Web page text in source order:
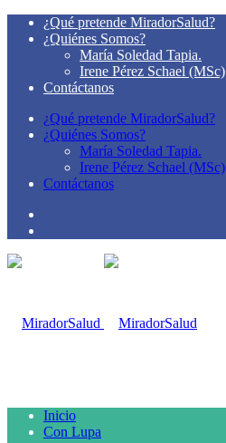
¿Qué pretende MiradorSalud?
¿Quiénes Somos?
María Soledad Tapia.
Irene Pérez Schael (MSc)
Contáctanos
¿Qué pretende MiradorSalud?
¿Quiénes Somos?
María Soledad Tapia.
Irene Pérez Schael (MSc)
Contáctanos
Inicio
Con Lupa